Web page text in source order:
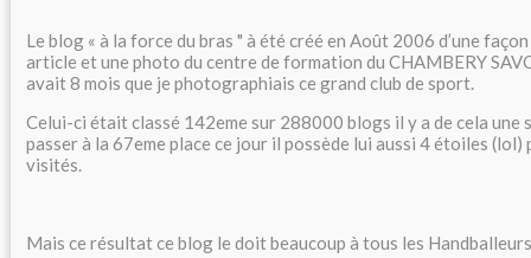
Le blog « à la force du bras " à été créé en Août 2006 d’une
article et une photo du centre de formation du CHAMBERY
avait 8 mois que je photographiais ce grand club de sport.
Celui-ci était classé 142eme sur 288000 blogs il y a de cela une
passer à la 67eme place ce jour il possède lui aussi 4 étoiles (lol)
visités.
Mais ce résultat ce blog le doit beaucoup à tous les